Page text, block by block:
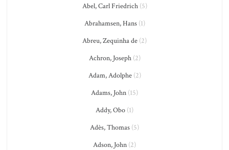
Abel, Carl Friedrich(5)
Abrahamsen, Hans(1)
Abreu, Zequinha de (2)
Achron, Joseph(2)
Adam, Adolphe(2)
Adams, John (15)
Addy, Obo (1)
Adès, Thomas (5)
Adson, John (2)